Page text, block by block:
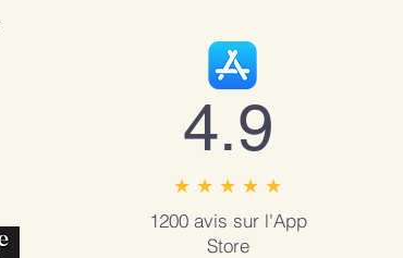
★ ★ ★ ★ ★
4.9
1200 avis sur l'App
Store